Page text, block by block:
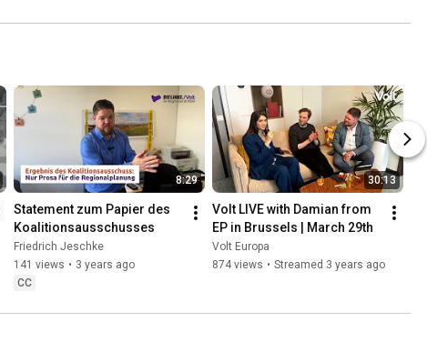
8:29
Statement zum Papier des
Koalitionsausschusses
Friedrich Jeschke
141 views • 3 years ago
CC
30:13
Volt LIVE with Damian from
EP in Brussels | March 29th
Volt Europa
874 views • Streamed 3 years ago